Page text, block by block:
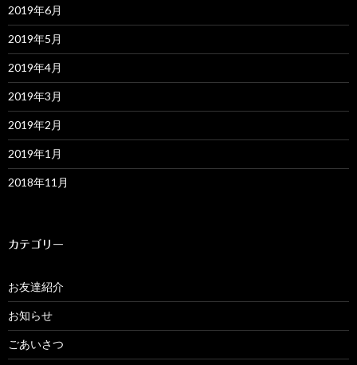
2019年6月
2019年5月
2019年4月
2019年3月
2019年2月
2019年1月
2018年11月
カテゴリー
お友達紹介
お知らせ
ごあいさつ